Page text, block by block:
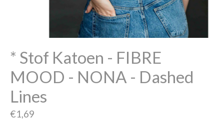
* Stof Katoen - FIBRE
MOOD - NONA - Dashed
Lines
€1,69